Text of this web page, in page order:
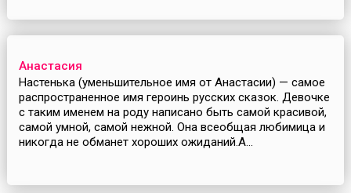
Анастасия
Настенька (уменьшительное имя от Анастасии) — самое
распространенное имя героинь русских сказок. Девочке
с таким именем на роду написано быть самой красивой,
самой умной, самой нежной. Она всеобщая любимица и
никогда не обманет хороших ожиданий.А...